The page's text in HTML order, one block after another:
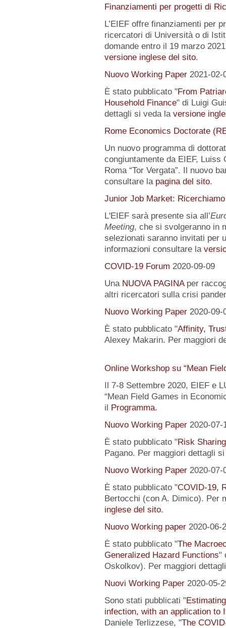
Finanziamenti per progetti di
L’EIEF offre finanziamenti per
ricercatori di Università o di
domande entro il 19 marzo
versione inglese del sito.
Nuovo Working Paper 2021-02-
È stato pubblicato "From
Household Finance" di Luigi
dettagli si veda la versione
Rome Economics Doctorate
Un nuovo programma di
congiuntamente da EIEF, Luiss
Roma “Tor Vergata”. Il nuovo
consultare la pagina del sito.
Junior Job Market:
L'EIEF sarà presente sia all’
Meeting, che si svolgeranno in
selezionati saranno invitati per
informazioni consultare la
COVID-19 Forum 2020-09-09
Una NUOVA PAGINAper
altri ricercatori sulla crisi
Nuovo Working Paper 2020-09-
È stato pubblicato "Affinity,
Alexey Makarin. Per maggiori
Online Workshop su “Mean
Il 7-8 Settembre 2020, EIEF e
“Mean Field Games in
il Programma.
Nuovo Working Paper 2020-07-
È stato pubblicato "Risk
Pagano. Per maggiori dettagli
Nuovo Working Paper 2020-07-
È stato pubblicato "COVID-19,
Bertocchi (con A. Dimico). Per
inglese del sito.
Nuovo Working paper 2020-06-
È stato pubblicato "The
Generalized Hazard Functions"
Oskolkov). Per maggiori
Nuovi Working Paper 2020-05-
Sono stati pubblicati "
infection, with an application to
Daniele Terlizzese, "The